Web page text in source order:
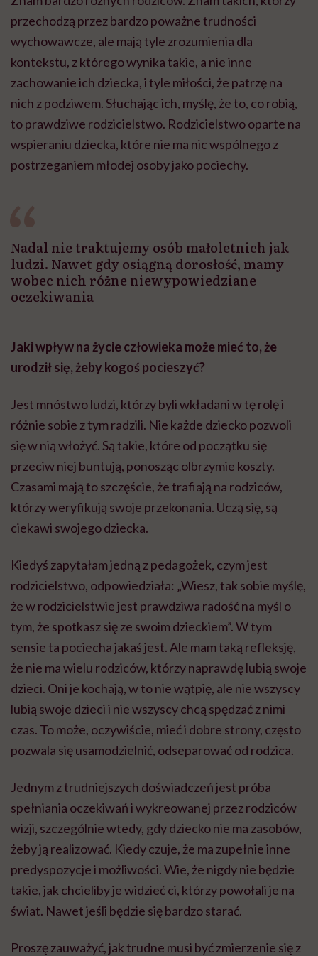
przechodzą przez bardzo poważne trudności
wychowawcze, ale mają tyle zrozumienia dla
kontekstu, z którego wynika takie, a nie inne
zachowanie ich dziecka, i tyle miłości, że patrzę na
nich z podziwem. Słuchając ich, myślę, że to, co robią,
to prawdziwe rodzicielstwo. Rodzicielstwo oparte na
wspieraniu dziecka, które nie ma nic wspólnego z
postrzeganiem młodej osoby jako pociechy.
Nadal nie traktujemy osób małoletnich jak
ludzi. Nawet gdy osiągną dorosłość, mamy
wobec nich różne niewypowiedziane
oczekiwania
Jaki wpływ na życie człowieka może mieć to, że
urodził się, żeby kogoś pocieszyć?
Jest mnóstwo ludzi, którzy byli wkładani w tę rolę i
różnie sobie z tym radzili. Nie każde dziecko pozwoli
się w nią włożyć. Są takie, które od początku się
przeciw niej buntują, ponosząc olbrzymie koszty.
Czasami mają to szczęście, że trafiają na rodziców,
którzy weryfikują swoje przekonania. Uczą się, są
ciekawi swojego dziecka.
Kiedyś zapytałam jedną z pedagożek, czym jest
rodzicielstwo, odpowiedziała: „Wiesz, tak sobie myślę,
że w rodzicielstwie jest prawdziwa radość na myśl o
tym, że spotkasz się ze swoim dzieckiem”. W tym
sensie ta pociecha jakaś jest. Ale mam taką refleksję,
że nie ma wielu rodziców, którzy naprawdę lubią swoje
dzieci. Oni je kochają, w to nie wątpię, ale nie wszyscy
lubią swoje dzieci i nie wszyscy chcą spędzać z nimi
czas. To może, oczywiście, mieć i dobre strony, często
pozwala się usamodzielnić, odseparować od rodzica.
Jednym z trudniejszych doświadczeń jest próba
spełniania oczekiwań i wykreowanej przez rodziców
wizji, szczególnie wtedy, gdy dziecko nie ma zasobów,
żeby ją realizować. Kiedy czuje, że ma zupełnie inne
predyspozycje i możliwości. Wie, że nigdy nie będzie
takie, jak chcieliby je widzieć ci, którzy powołali je na
świat. Nawet jeśli będzie się bardzo starać.
Proszę zauważyć, jak trudne musi być zmierzenie się z